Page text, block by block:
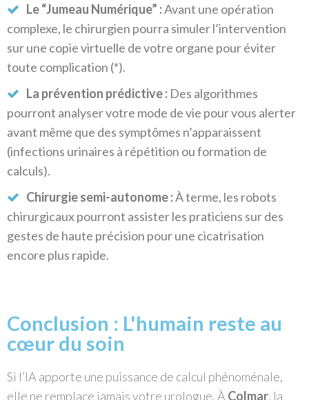
Le “Jumeau Numérique” :Avant une opération
complexe, le chirurgien pourra simuler l’intervention
sur une copie virtuelle de votre organe pour éviter
toute complication (*).
La prévention prédictive : Des algorithmes
pourront analyser votre mode de vie pour vous alerter
avant même que des symptômes n’apparaissent
(infections urinaires à répétition ou formation de
calculs).
Chirurgie semi-autonome :À terme, les robots
chirurgicaux pourront assister les praticiens sur des
gestes de haute précision pour une cicatrisation
encore plus rapide.
Conclusion : L'humain reste au
cœur du soin
Si l’IA apporte une puissance de calcul phénoménale,
elle ne remplace jamais votre urologue. À Colmar, la